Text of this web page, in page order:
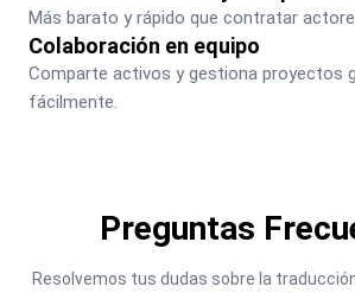
Más barato y rápido que contratar
Colaboración en equipo
Comparte activos y gestiona proyectos
fácilmente.
Preguntas
Resolvemos tus dudas sobre la